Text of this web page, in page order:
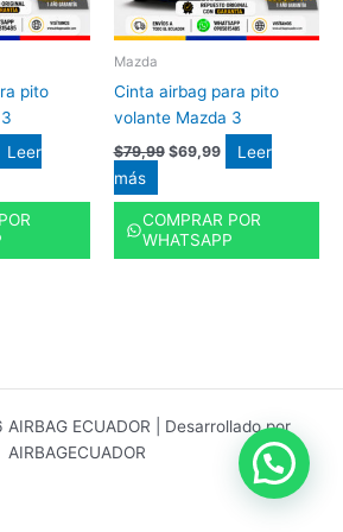
pito
Leer
Mazda
Cinta airbag para pito
volante Mazda 3
$79,99 $69,99
Leer
más
COMPRAR POR
WHATSAPP
ECUADOR | Desarrollado por
AIRBAGECUADOR